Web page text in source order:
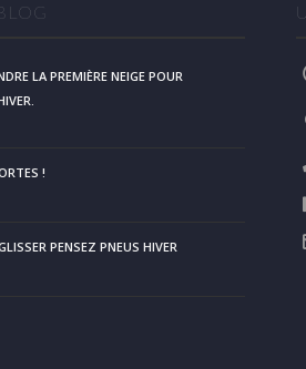
LA PREMIÈRE NEIGE POUR
!
PENSEZ PNEUS HIVER